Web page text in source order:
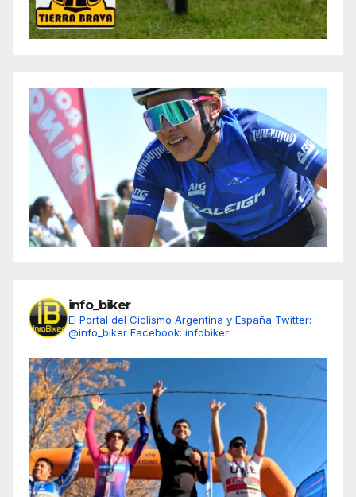
info_biker
El Portal del Ciclismo Argentina y España Twitter:
@info_biker Facebook: infobiker